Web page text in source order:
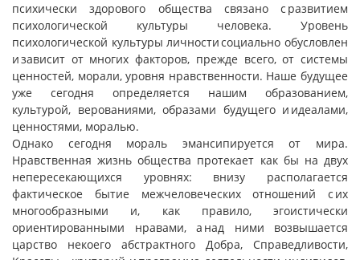
психически здорового общества связано с развитием
психологической культуры человека. Уровень
психологической культуры личности социально обусловлен
и зависит от многих факторов, прежде всего, от системы
ценностей, морали, уровня нравственности. Наше будущее
уже сегодня определяется нашим образованием,
культурой, верованиями, образами будущего и идеалами,
ценностями, моралью.
Однако сегодня мораль эмансипируется от мира.
Нравственная жизнь общества протекает как бы на двух
непересекающихся уровнях: внизу располагается
фактическое бытие межчеловеческих отношений с их
многообразными и, как правило, эгоистически
ориентированными нравами, а над ними возвышается
царство некоего абстрактного Добра, Справедливости,